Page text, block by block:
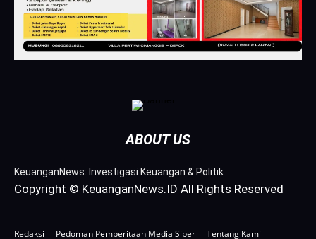
ABOUT US
KeuanganNews: Investigasi Keuangan & Politik
Copyright © KeuanganNews.ID All Rights Reserved
Redaksi Pedoman Pemberitaan Media Siber Tentang Kami